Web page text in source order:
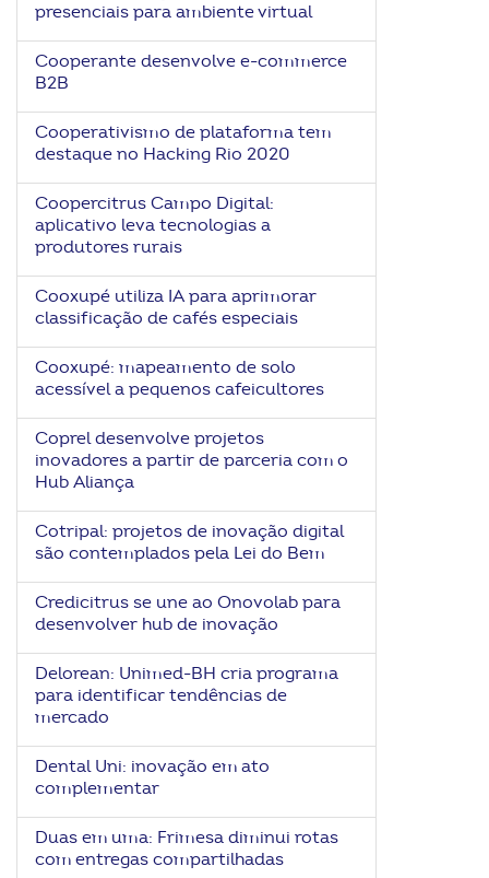
presenciais para ambiente virtual
Cooperante desenvolve e-commerce
B2B
Cooperativismo de plataforma tem
destaque no Hacking Rio 2020
Coopercitrus Campo Digital:
aplicativo leva tecnologias a
produtores rurais
Cooxupé utiliza IA para aprimorar
classificação de cafés especiais
Cooxupé: mapeamento de solo
acessível a pequenos cafeicultores
Coprel desenvolve projetos
inovadores a partir de parceria com o
Hub Aliança
Cotripal: projetos de inovação digital
são contemplados pela Lei do Bem
Credicitrus se une ao Onovolab para
desenvolver hub de inovação
Delorean: Unimed-BH cria programa
para identificar tendências de
mercado
Dental Uni: inovação em ato
complementar
Duas em uma: Frimesa diminui rotas
com entregas compartilhadas